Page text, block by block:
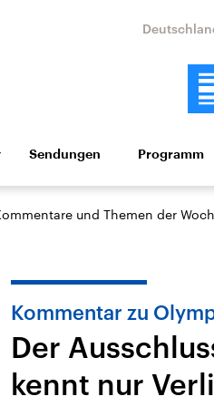
Politik Wirtschaft
Feature Musik
Sachsen-
USA
Aktuelle
Sendungen Programm
und Themen der
Kommentar zu
Der
kennt nur